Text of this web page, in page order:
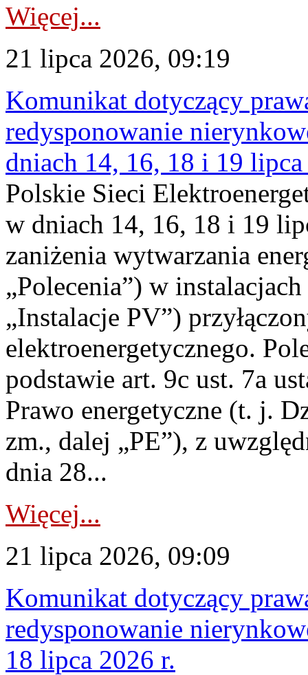
Więcej...
21 lipca 2026, 09:19
Komunikat dotyczący
redysponowanie
dniach 14, 16, 18 i 19
Polskie Sieci
w dniach 14, 16, 18 i 19
zaniżenia wytwarzania
„Polecenia”) w
„Instalacje PV”)
elektroenergetycznego.
podstawie art. 9c ust. 7a
Prawo energetyczne (t. j.
zm., dalej „PE”), z
dnia 28...
Więcej...
21 lipca 2026, 09:09
Komunikat dotyczący
redysponowanie
18 lipca 2026 r.